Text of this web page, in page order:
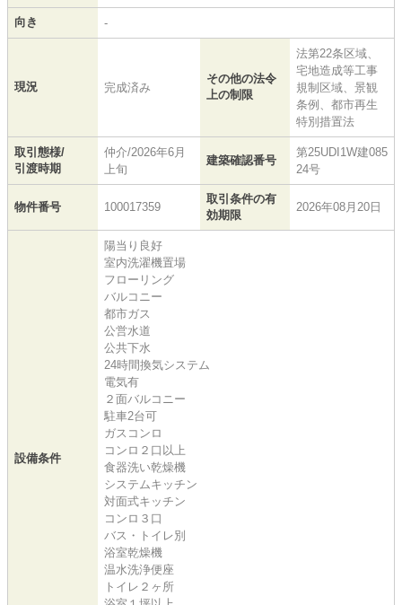
向き -
現況 完成済み
その他の法令
上の制限
法第22条区域、
宅地造成等工事
規制区域、景観
条例、都市再生
特別措置法
取引態様/
引渡時期
仲介/2026年6月
上旬
建築確認番号
第25UDI1W建085
24号
物件番号 100017359
取引条件の有
効期限
2026年08月20日
設備条件
陽当り良好
室内洗濯機置場
フローリング
バルコニー
都市ガス
公営水道
公共下水
24時間換気システム
電気有
２面バルコニー
駐車2台可
ガスコンロ
コンロ２口以上
食器洗い乾燥機
システムキッチン
対面式キッチン
コンロ３口
バス・トイレ別
浴室乾燥機
温水洗浄便座
トイレ２ヶ所